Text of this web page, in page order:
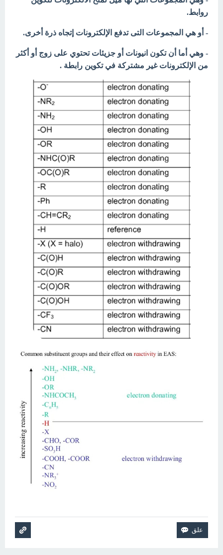
روابط.
- أو هي المجموعات التىتدفع الإلكترونات إتجاه ذرة أخرى.
- وهي أما أن تكون انيونات أو جزيئات تحتوي على زوج أو أكثر
من الإلكترونات غير مشتركة في تكوين رابطة .